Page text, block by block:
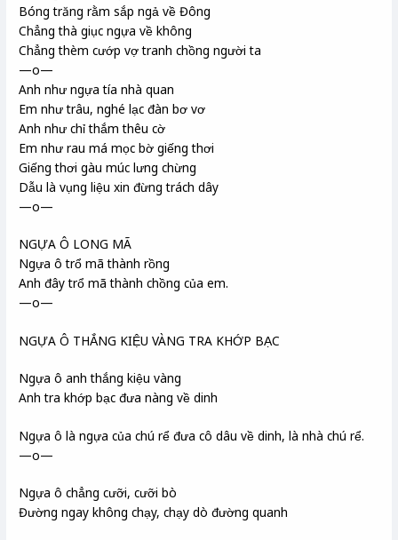
Bóng trăng rằm sắp ngả về Đông
Chẳng thà giục ngựa về không
Chẳng thèm cướp vợ tranh chồng người ta
—o—
Anh như ngựa tía nhà quan
Em như trâu, nghé lạc đàn bơ vơ
Anh như chỉ thắm thêu cờ
Em như rau má mọc bờ giếng thơi
Giếng thơi gàu múc lưng chừng
Dẫu là vụng liệu xin đừng trách dây
—o—
NGỰA Ô LONG MÃ
Ngựa ô trổ mã thành rồng
Anh đây trổ mã thành chồng của em.
—o—
NGỰA Ô THẮNG KIỆU VÀNG TRA KHỚP BẠC
Ngựa ô anh thắng kiệu vàng
Anh tra khớp bạc đưa nàng về dinh
Ngựa ô là ngựa của chú rể đưa cô dâu về dinh, là nhà chú rể.
—o—
Ngựa ô chẳng cưỡi, cưỡi bò
Đường ngay không chạy, chạy dò đường quanh